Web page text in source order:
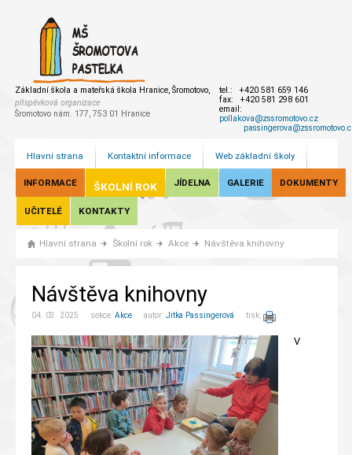
Základní škola a mateřská škola Hranice, Šromotovo,
příspěvková organizace
Šromotovo nám. 177, 753 01 Hranice
tel.: +420 581 659 146
fax: +420 581 298 601
email:
pollakova@zssromotovo.cz
Hlavní strana Kontaktní informace Web základní školy
INFORMACE ŠKOLNÍ ROK JÍDELNA GALERIE DOKUMENTY
UČITELÉ KONTAKTY
Hlavní strana Školní rok Akce Návštěva knihovny
Návštěva knihovny
04. 03. 2025 sekce: Akce autor: Jitka Passingerová tisk:
V